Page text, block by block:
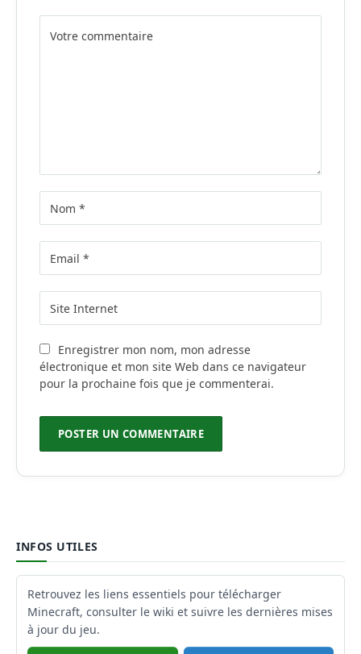
Enregistrer mon nom, mon adresse
électronique et mon site Web dans ce navigateur
pour la prochaine fois que je commenterai.
INFOS UTILES
Retrouvez les liens essentiels pour télécharger
Minecraft, consulter le wiki et suivre les dernières mises
à jour du jeu.